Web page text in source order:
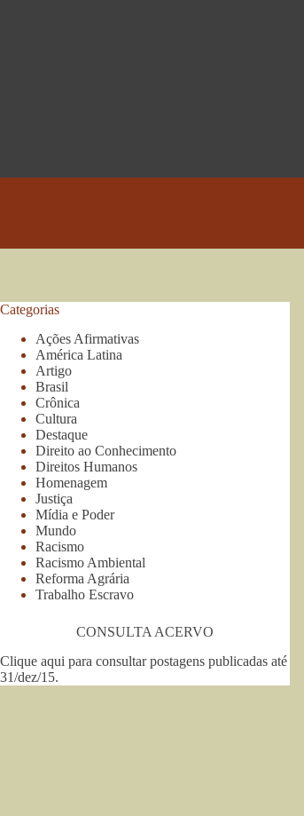
Categorias
Ações Afirmativas
América Latina
Artigo
Brasil
Crônica
Cultura
Destaque
Direito ao Conhecimento
Direitos Humanos
Homenagem
Justiça
Mídia e Poder
Mundo
Racismo
Racismo Ambiental
Reforma Agrária
Trabalho Escravo
CONSULTA ACERVO
Clique aqui para consultar postagens publicadas até
31/dez/15.